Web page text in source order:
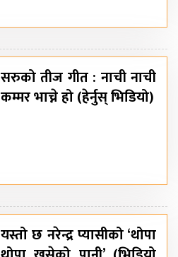
सरुको तीज गीत : नाची नाची
कम्मर भाच्ने हो (हेर्नुस् भिडियो)
यस्तो छ नरेन्द्र प्यासीको ‘थोपा